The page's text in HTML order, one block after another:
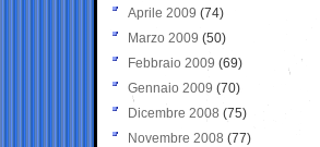
Aprile 2009 (74)
Marzo 2009 (50)
Febbraio 2009 (69)
Gennaio 2009 (70)
Dicembre 2008 (75)
Novembre 2008 (77)